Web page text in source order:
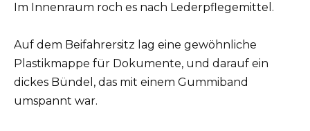
Im Innenraum roch es nach Lederpflegemittel.
Auf dem Beifahrersitz lag eine gewöhnliche
Plastikmappe für Dokumente, und darauf ein
dickes Bündel, das mit einem Gummiband
umspannt war.